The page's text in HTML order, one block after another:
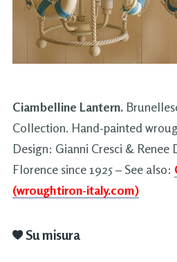
Ciambelline Lantern.
Collection. Hand-painted
Design: Gianni Cresci & Renee
Florence since 1925 – See also:
(wroughtiron-italy.com)
Su misura